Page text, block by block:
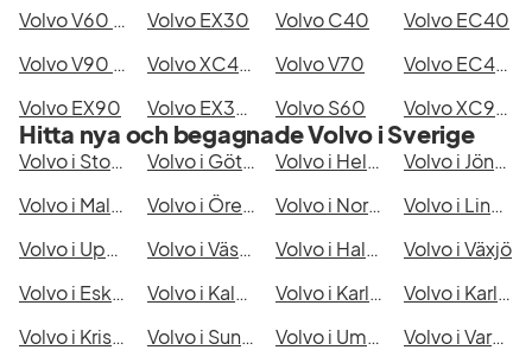
Volvo V60 Cross Country
Volvo EX30 Volvo C40
Volvo EC40
Volvo V90 Cross Country
Volvo XC40 Recharge Volvo V70
Volvo EC40 Single Motor Extended Range
Volvo EX90
Volvo EX30 Single Motor Extended Range Volvo S60 Volvo XC90 7 Säten
Hitta nya och begagnade Volvo i Sverige
Volvo i Stockholm Volvo i Göteborg Volvo i Helsingborg
Volvo i Jönköping
Volvo i Malmö
Volvo i Örebro Volvo i Norrköping
Volvo i Linköping
Volvo i Uppsala
Volvo i Västerås Volvo i Halmstad
Volvo i Växjö
Volvo i Eskilstuna
Volvo i Kalmar Volvo i Karlskrona
Volvo i Karlstad
Volvo i Kristianstad
Volvo i Sundsvall Volvo i Umeå
Volvo i Varberg